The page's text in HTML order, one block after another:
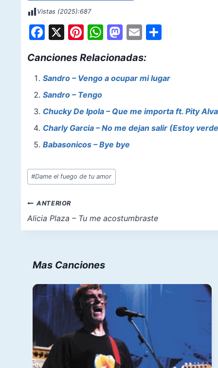
Vistas (2025):687
F
c
e
b
o
o
k
X Pi
er
e
st
W
at
s
p
p
M
st
o
o
n
E
ai
l
S
e
Canciones Relacionadas:
Sandro – Vengo a ocupar mi lugar
Sandro – Tengo
Chucky De Ipola – Que me importa ft. Pity
Charly Garcia – No me dejan salir (Estoy
Babasonicos – Bye bye
Etiquetas
de
entrada:
#Dame el fuego de tu amor
Navegación
de
entradas
ANTERIOR
Alicia Plaza – Tu me acostumbraste
Mas Canciones